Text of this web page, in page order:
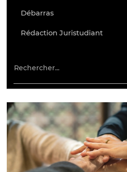
Débarras
Rédaction Juristudiant